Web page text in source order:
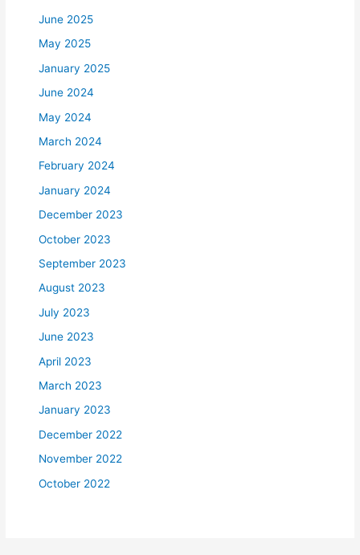
June 2025
May 2025
January 2025
June 2024
May 2024
March 2024
February 2024
January 2024
December 2023
October 2023
September 2023
August 2023
July 2023
June 2023
April 2023
March 2023
January 2023
December 2022
November 2022
October 2022